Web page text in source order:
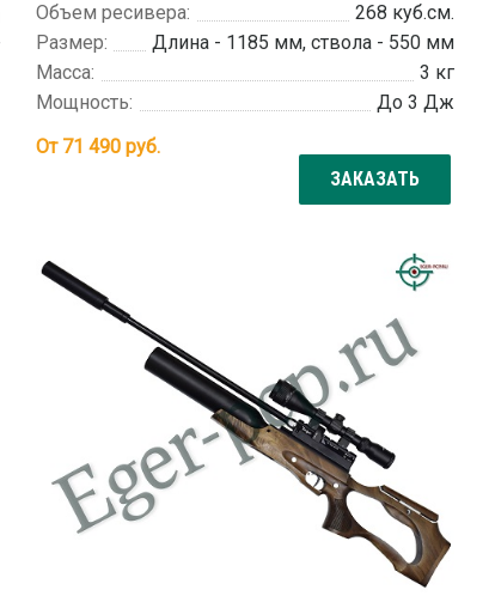
Объем ресивера:
268 куб.см.
Размер:
Длина - 1185 мм, ствола - 550 мм
Масса:
3 кг
Мощность:
До 3 Дж
От 71 490руб.
ЗАКАЗАТЬ